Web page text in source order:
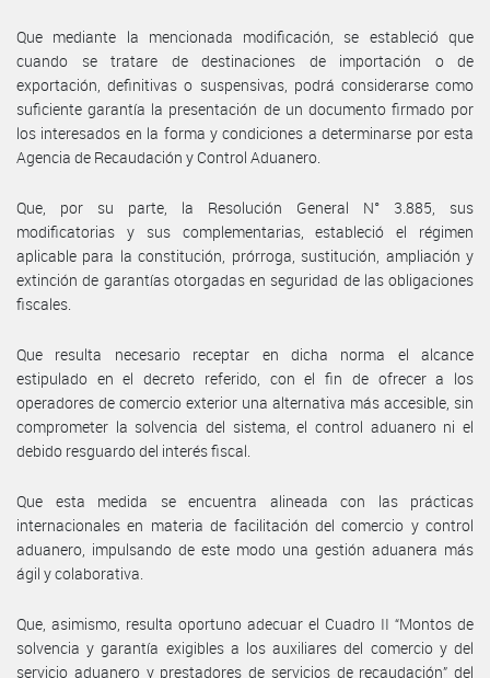
Que mediante la mencionada modificación, se estableció que
cuando se tratare de destinaciones de importación o de
exportación, definitivas o suspensivas, podrá considerarse como
suficiente garantía la presentación de un documento firmado por
los interesados en la forma y condiciones a determinarse por esta
Agencia de Recaudación y Control Aduanero.
Que, por su parte, la Resolución General N° 3.885, sus
modificatorias y sus complementarias, estableció el régimen
aplicable para la constitución, prórroga, sustitución, ampliación y
extinción de garantías otorgadas en seguridad de las obligaciones
fiscales.
Que resulta necesario receptar en dicha norma el alcance
estipulado en el decreto referido, con el fin de ofrecer a los
operadores de comercio exterior una alternativa más accesible, sin
comprometer la solvencia del sistema, el control aduanero ni el
debido resguardo del interés fiscal.
Que esta medida se encuentra alineada con las prácticas
internacionales en materia de facilitación del comercio y control
aduanero, impulsando de este modo una gestión aduanera más
ágil y colaborativa.
Que, asimismo, resulta oportuno adecuar el Cuadro II “Montos de
solvencia y garantía exigibles a los auxiliares del comercio y del
servicio aduanero y prestadores de servicios de recaudación” del